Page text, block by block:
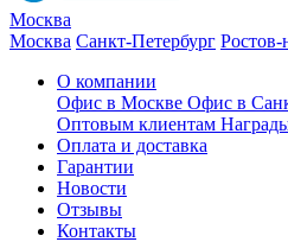
Москва
Москва Санкт-Петербург
О компании
Офис в Москве Офис в
Оптовым клиентам
Оплата и доставка
Гарантии
Новости
Отзывы
Контакты